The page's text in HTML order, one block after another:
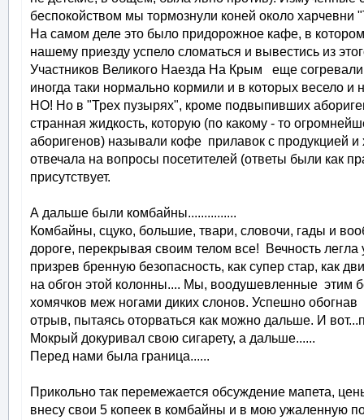
беспокойством мы тормознули коней около
На самом деле это было придорожное кафе, в
нашему приезду успело сломаться и вывестись из
Участников Великого Наезда На Крым еще
иногда таки нормально кормили и в которых весело
НО! Но в "Трех пузырях", кроме подвыпивших
странная жидкость, которую (по какому - то
аборигенов) называли кофе прилавок с продукцией и
отвечала на вопросы посетителей (ответы были как
присутствует.
А дальше были комбайны...............
Комбайны, сцуко, большие, твари, словочи, гады и
дороге, перекрывая своим телом все! Вечность
призрев бренную безопасность, как супер стар, как
на обгон этой колонны.... Мы, воодушевленные этим
хомячков меж ногами диких слонов. Успешно
отрыв, пытаясь оторваться как можно дальше. И
Мокрый докуривал свою сигарету, а дальше......
Перед нами была граница......
Прикольно так перемежается обсуждение мапета,
внесу свои 5 копеек в комбайны и в мою ужаленную